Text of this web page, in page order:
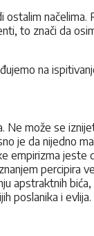
načelima.
to znači da
na
može se
je da nijedno
empirizma jeste
percipira
apstraktnih
poslanika i